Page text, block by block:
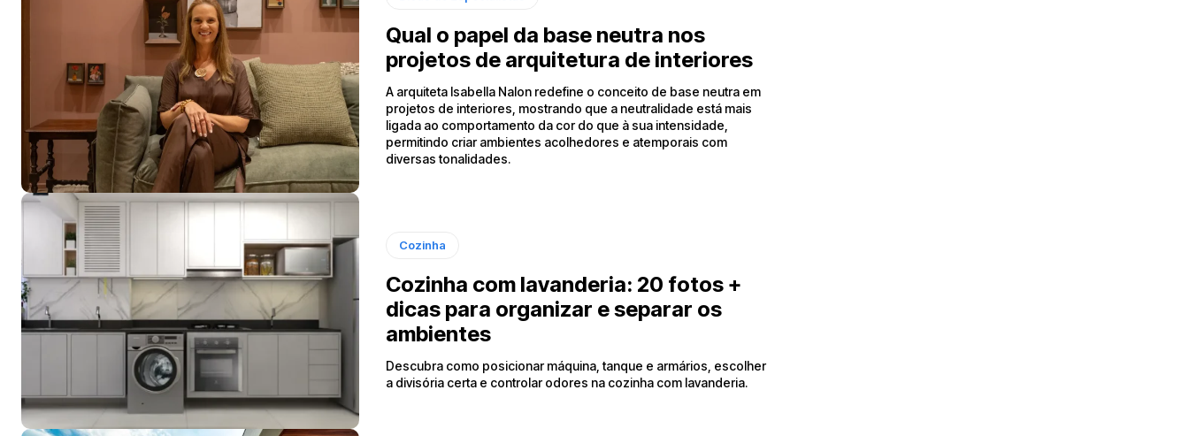
Qual o papel da base neutra nos
projetos de arquitetura de interiores
A arquiteta Isabella Nalon redefine o conceito de base neutra em
projetos de interiores, mostrando que a neutralidade está mais
ligada ao comportamento da cor do que à sua intensidade,
permitindo criar ambientes acolhedores e atemporais com
diversas tonalidades.
Cozinha
Cozinha com lavanderia: 20 fotos +
dicas para organizar e separar os
ambientes
Descubra como posicionar máquina, tanque e armários, escolher
a divisória certa e controlar odores na cozinha com lavanderia.